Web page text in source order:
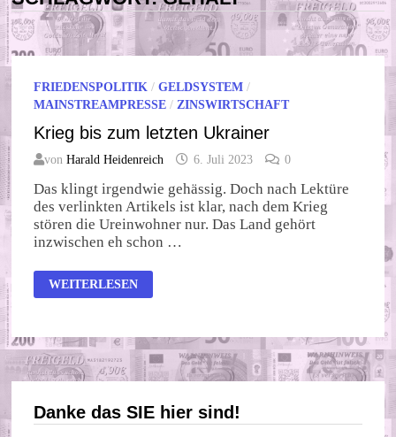
FRIEDENSPOLITIK /GELDSYSTEM /
MAINSTREAMPRESSE /ZINSWIRTSCHAFT
Krieg bis zum letzten Ukrainer
vonHarald Heidenreich 6. Juli 2023 0
Das klingt irgendwie gehässig. Doch nach Lektüre
des verlinkten Artikels ist klar, nach dem Krieg
stören die Ureinwohner nur. Das Land gehört
inzwischen eh schon …
KRIEG
BIS
WEITERLESEN
Danke das SIE hier sind!